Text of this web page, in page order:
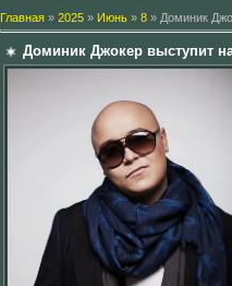
Главная » 2025 » Июнь » 8 » Доминик
Доминик Джокер выступит